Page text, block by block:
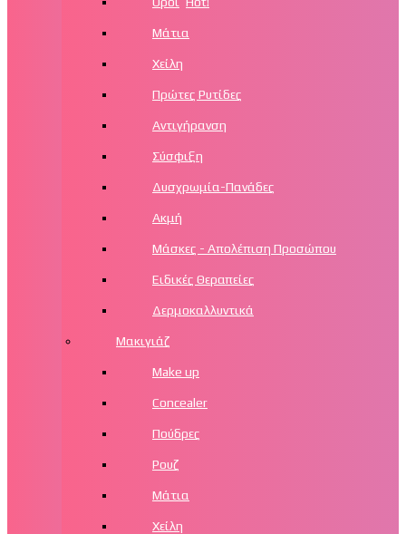
Μάτια
Χείλη
Πρώτες Ρυτίδες
Αντιγήρανση
Σύσφιξη
Δυσχρωμία-Πανάδες
Ακμή
Μάσκες - Απολέπιση Προσώπου
Ειδικές Θεραπείες
Δερμοκαλλυντικά
Μακιγιάζ
Make up
Concealer
Πούδρες
Ρουζ
Μάτια
Χείλη